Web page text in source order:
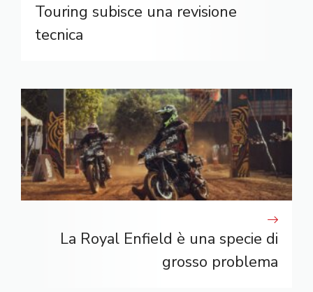
Touring subisce una revisione
tecnica
La Royal Enfield è una specie di
grosso problema